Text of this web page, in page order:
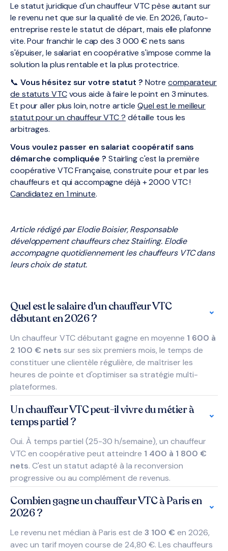
Le statut juridique d'un chauffeur VTC pèse autant sur
le revenu net que sur la qualité de vie. En 2026, l'auto-
entreprise reste le statut de départ, mais elle plafonne
vite. Pour franchir le cap des 3 000 € nets sans
s'épuiser, le salariat en coopérative s'impose comme la
solution la plus rentable et la plus protectrice.
📞 Vous hésitez sur votre statut ? Notrecomparateur
de statuts VTCvous aide à faire le point en 3 minutes.
Et pour aller plus loin, notre articleQuel est le meilleur
statut pour un chauffeur VTC ? détaille tous les
arbitrages.
Vous voulez passer en salariat coopératif sans
démarche compliquée ? Stairling c'est la première
coopérative VTC Française, construite pour et par les
chauffeurs et qui accompagne déjà + 2000 VTC !
Candidatez en 1 minute.
Article rédigé par Elodie Boisier, Responsable
développement chauffeurs chez Stairling. Elodie
accompagne quotidiennement les chauffeurs VTC dans
leurs choix de statut.
Quel est le salaire d'un chauffeur VTC
débutant en 2026 ?
Un chauffeur VTC débutant gagne en moyenne 1 600 à
2 100 € nets sur ses six premiers mois, le temps de
constituer une clientèle régulière, de maîtriser les
heures de pointe et d'optimiser sa stratégie multi-
plateformes.
Un chauffeur VTC peut-il vivre du métier à
temps partiel ?
Oui. À temps partiel (25-30 h/semaine), un chauffeur
VTC en coopérative peut atteindre 1 400 à 1 800 €
nets. C'est un statut adapté à la reconversion
progressive ou au complément de revenus.
Combien gagne un chauffeur VTC à Paris en
2026 ?
Le revenu net médian à Paris est de 3 100 € en 2026,
avec un tarif moyen course de 24,80 €. Les chauffeurs